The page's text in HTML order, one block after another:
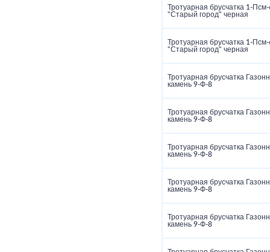
Тротуарная брусчатка
"Старый город" черная
Тротуарная брусчатка
"Старый город" черная
Тротуарная брусчатка
камень 9‑Ф‑8
Тротуарная брусчатка
камень 9‑Ф‑8
Тротуарная брусчатка
камень 9‑Ф‑8
Тротуарная брусчатка
камень 9‑Ф‑8
Тротуарная брусчатка
камень 9‑Ф‑8